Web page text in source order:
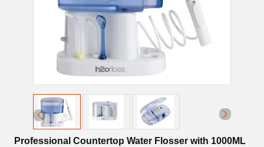
Professional Countertop Water Flosser with 1000ML